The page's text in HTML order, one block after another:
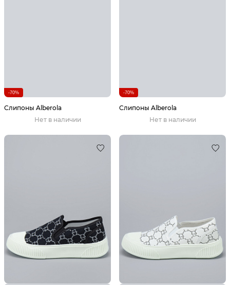
-70%
Слипоны Alberola
Нет в наличии
-70%
Слипоны Alberola
Нет в наличии